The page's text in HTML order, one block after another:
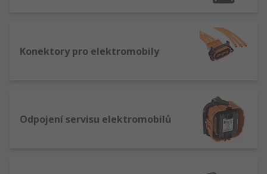
Konektory pro elektromobily
Odpojení servisu elektromobilů